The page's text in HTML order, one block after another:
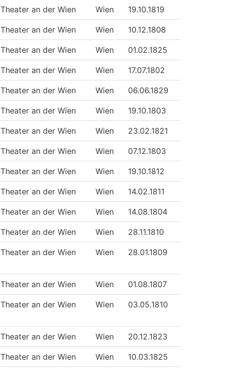
Theater an der Wien Wien 19.10.1819
Theater an der Wien Wien 10.12.1808
Theater an der Wien Wien 01.02.1825
Theater an der Wien Wien 17.07.1802
Theater an der Wien Wien 06.06.1829
Theater an der Wien Wien 19.10.1803
Theater an der Wien Wien 23.02.1821
Theater an der Wien Wien 07.12.1803
Theater an der Wien Wien 19.10.1812
Theater an der Wien Wien 14.02.1811
Theater an der Wien Wien 14.08.1804
Theater an der Wien Wien 28.11.1810
Theater an der Wien Wien 28.01.1809
Theater an der Wien Wien 01.08.1807
Theater an der Wien Wien 03.05.1810
Theater an der Wien Wien 20.12.1823
Theater an der Wien Wien 10.03.1825